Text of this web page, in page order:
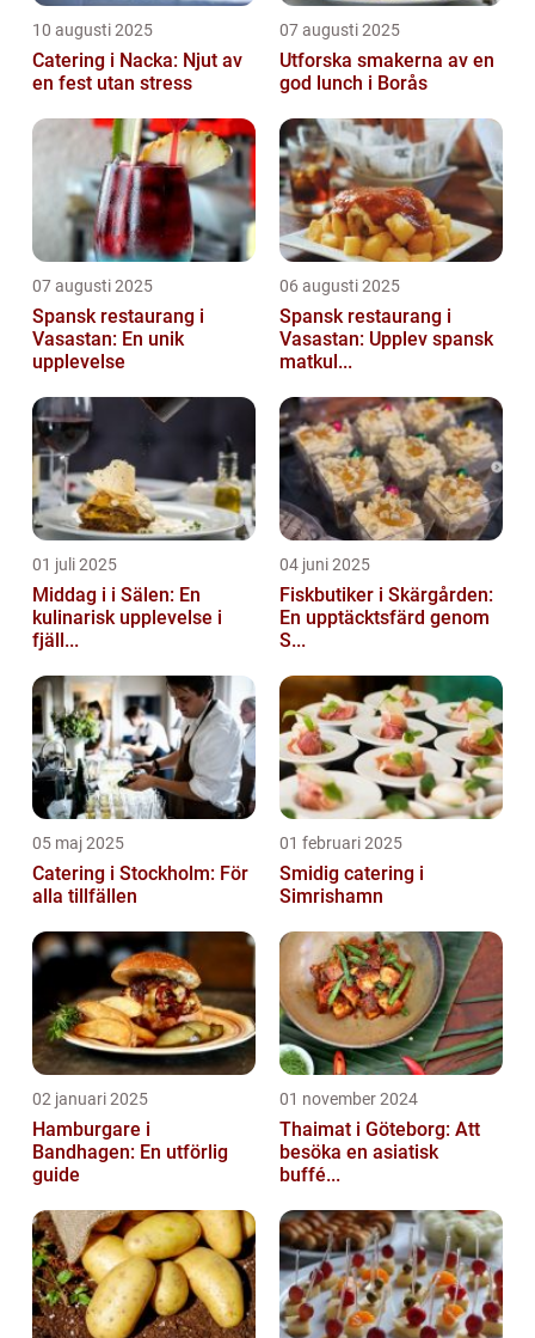
10 augusti 2025
Catering i Nacka: Njut av
en fest utan stress
07 augusti 2025
Utforska smakerna av en
god lunch i Borås
07 augusti 2025
Spansk restaurang i
Vasastan: En unik
upplevelse
06 augusti 2025
Spansk restaurang i
Vasastan: Upplev spansk
matkul...
01 juli 2025
Middag i i Sälen: En
kulinarisk upplevelse i
fjäll...
04 juni 2025
Fiskbutiker i Skärgården:
En upptäcktsfärd genom
S...
05 maj 2025
Catering i Stockholm: För
alla tillfällen
01 februari 2025
Smidig catering i
Simrishamn
02 januari 2025
Hamburgare i
Bandhagen: En utförlig
guide
01 november 2024
Thaimat i Göteborg: Att
besöka en asiatisk
buffé...